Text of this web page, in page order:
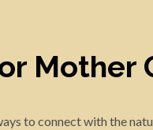
Mother
to connect with the